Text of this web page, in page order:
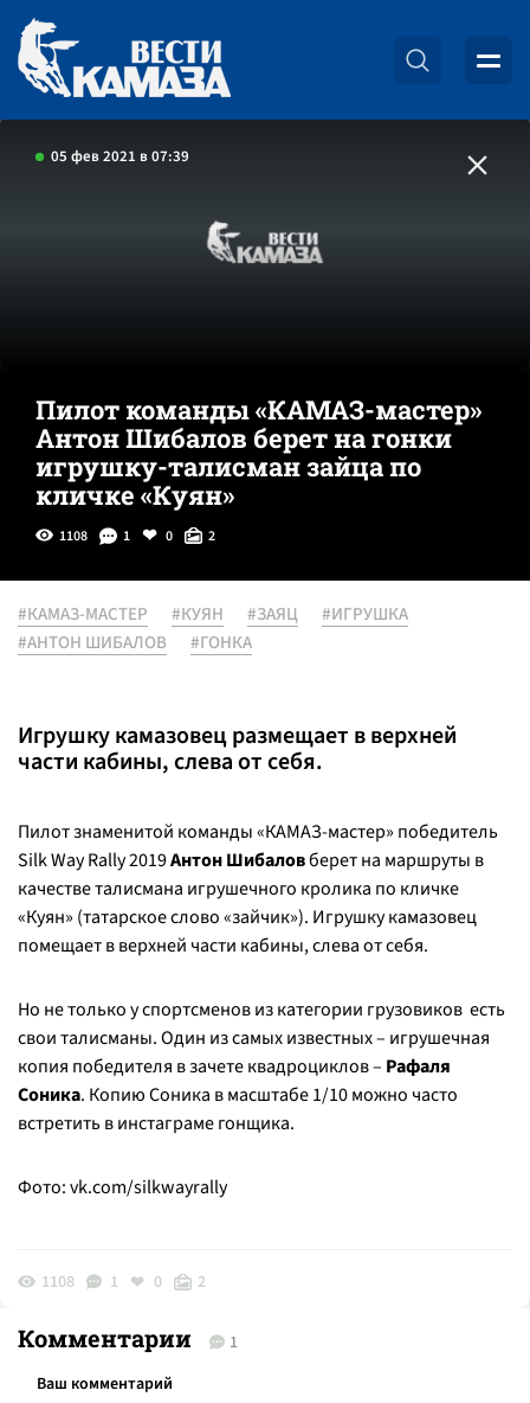
05 фев 2021 в 07:39
Пилот команды «КАМАЗ-мастер»
Антон Шибалов берет на гонки
игрушку-талисман зайца по
кличке «Куян»
1108 1 0 2
#КАМАЗ-МАСТЕР #КУЯН #ЗАЯЦ
#ИГРУШКА
#АНТОН ШИБАЛОВ
#ГОНКА
Игрушку камазовец размещает в верхней
части кабины, слева от себя.
Пилот знаменитой команды «КАМАЗ-мастер» победитель
Silk Way Rally 2019Антон Шибаловберет на маршруты в
качестве талисмана игрушечного кролика по кличке
«Куян» (татарское слово «зайчик»). Игрушку камазовец
помещает в верхней части кабины, слева от себя.
Но не только у спортсменов из категории грузовиков есть
свои талисманы. Один из самых известных – игрушечная
копия победителя в зачете квадроциклов – Рафаля
Соника. Копию Соника в масштабе 1/10 можно часто
встретить в инстаграме гонщика.
Фото:vk.com/silkwayrally
1108 1 0 2
Комментарии 1